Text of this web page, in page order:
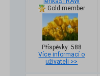
Gold member
Příspěvky: 588
Více informací o
uživateli >>